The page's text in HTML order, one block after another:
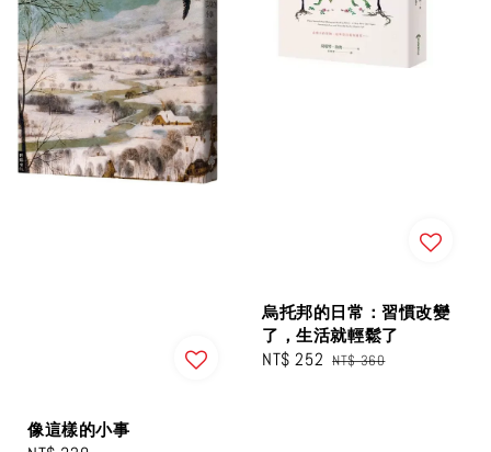
像這樣的小事
烏托邦的日常：習慣改變
了，生活就輕鬆了
Sale
NT$ 252 Regular
NT$ 360